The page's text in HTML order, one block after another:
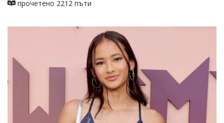
Главен
редактор:
Колев,
Коментарите
статиите
прочетено 2212 пъти